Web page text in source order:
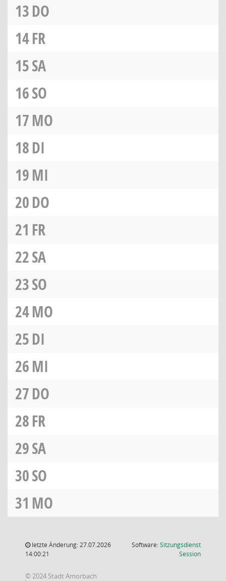
13DO
14FR
15SA
16SO
17MO
18DI
19MI
20DO
21 FR
22SA
23SO
24MO
25DI
26MI
27DO
28FR
29SA
30SO
31 MO
letzte Änderung: 27.07.2026
14:00:21
Software:Sitzungsdienst
Session(Wird in
© 2024 Stadt Amorbach